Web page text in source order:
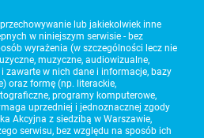
lub jakiekolwiek inne
w niniejszym serwisie - bez
wyrażenia (w szczególności lecz nie
muzyczne, audiowizualne,
zawarte w nich dane i informacje, bazy
oraz formę (np. literackie,
programy komputerowe,
uprzedniej i jednoznacznej zgody
Akcyjna z siedzibą w Warszawie,
serwisu, bez względu na sposób ich